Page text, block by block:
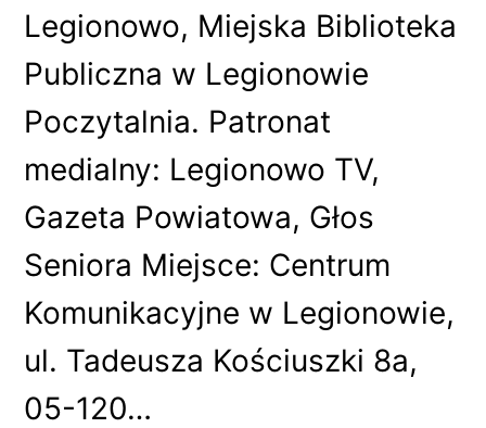
Legionowo, Miejska Biblioteka
Publiczna w Legionowie
Poczytalnia. Patronat
medialny: Legionowo TV,
Gazeta Powiatowa, Głos
Seniora Miejsce: Centrum
Komunikacyjne w Legionowie,
ul. Tadeusza Kościuszki 8a,
05-120…